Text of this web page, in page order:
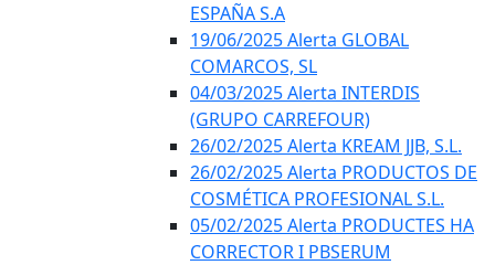
ESPAÑA S.A
19/06/2025 Alerta GLOBAL
COMARCOS, SL
04/03/2025 Alerta INTERDIS
(GRUPO CARREFOUR)
26/02/2025 Alerta KREAM JJB, S.L.
26/02/2025 Alerta PRODUCTOS DE
COSMÉTICA PROFESIONAL S.L.
05/02/2025 Alerta PRODUCTES HA
CORRECTOR I PBSERUM